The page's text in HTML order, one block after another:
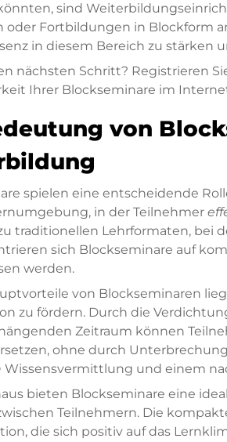
sind
oder Fortbildungen in Blockform
in diesem Bereich zu stärken
nächsten Schritt? Registrieren
Ihrer Blockseminare im
von
spielen eine entscheidende
in der Teilnehmer
traditionellen Lehrformaten, bei
sich Blockseminare auf
werden.
von Blockseminaren
zu fördern. Durch die
Zeitraum können
ohne durch
Wissensvermittlung und einem
bieten Blockseminare eine
Teilnehmern. Die
die sich positiv auf das